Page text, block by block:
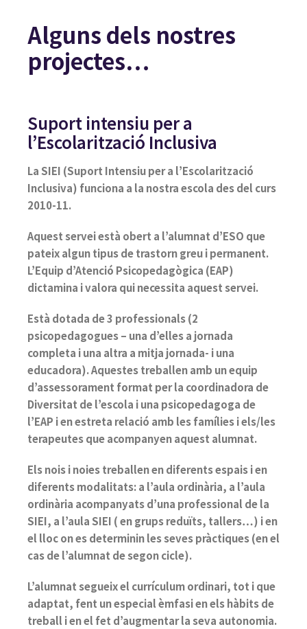
Alguns dels nostres
projectes…
Suport intensiu per a
l’Escolarització Inclusiva
La SIEI (Suport Intensiu per a l’Escolarització
Inclusiva) funciona a la nostra escola des del curs
2010-11.
Aquest servei està obert a l’alumnat d’ESO que
pateix algun tipus de trastorn greu i permanent.
L’Equip d’Atenció Psicopedagògica (EAP)
dictamina i valora qui necessita aquest servei.
Està dotada de 3 professionals (2
psicopedagogues – una d’elles a jornada
completa i una altra a mitja jornada- i una
educadora). Aquestes treballen amb un equip
d’assessorament format per la coordinadora de
Diversitat de l’escola i una psicopedagoga de
l’EAP i en estreta relació amb les famílies i els/les
terapeutes que acompanyen aquest alumnat.
Els nois i noies treballen en diferents espais i en
diferents modalitats: a l’aula ordinària, a l’aula
ordinària acompanyats d’una professional de la
SIEI, a l’aula SIEI ( en grups reduïts, tallers…) i en
el lloc on es determinin les seves pràctiques (en el
cas de l’alumnat de segon cicle).
L’alumnat segueix el currículum ordinari, tot i que
adaptat, fent un especial èmfasi en els hàbits de
treball i en el fet d’augmentar la seva autonomia.